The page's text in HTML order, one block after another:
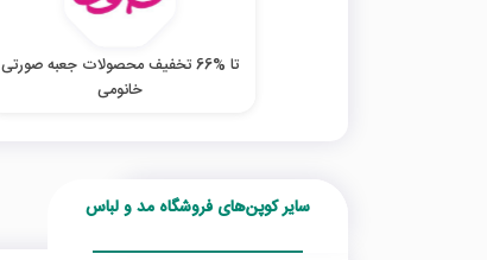
تا %66 تخفیف محصولات جعبه صورتی
خانومی
سایر کوپن‌های فروشگاه مد و لباس